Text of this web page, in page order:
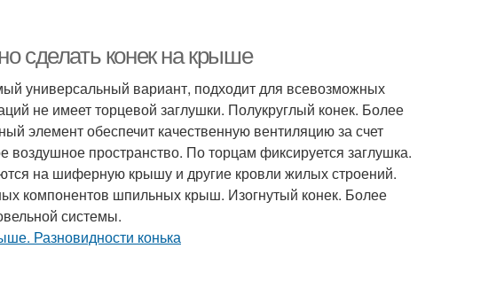
сделать конек на крыше
универсальный вариант, подходит для всевозможных
не имеет торцевой заглушки. Полукруглый конек. Более
элемент обеспечит качественную вентиляцию за счет
воздушное пространство. По торцам фиксируется заглушка.
на шиферную крышу и другие кровли жилых строений.
компонентов шпильных крыш. Изогнутый конек. Более
системы.